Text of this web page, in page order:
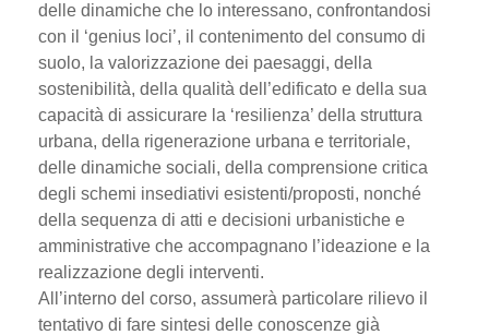
delle dinamiche che lo interessano, confrontandosi
con il ‘genius loci’, il contenimento del consumo di
suolo, la valorizzazione dei paesaggi, della
sostenibilità, della qualità dell’edificato e della sua
capacità di assicurare la ‘resilienza’ della struttura
urbana, della rigenerazione urbana e territoriale,
delle dinamiche sociali, della comprensione critica
degli schemi insediativi esistenti/proposti, nonché
della sequenza di atti e decisioni urbanistiche e
amministrative che accompagnano l’ideazione e la
realizzazione degli interventi.
All’interno del corso, assumerà particolare rilievo il
tentativo di fare sintesi delle conoscenze già